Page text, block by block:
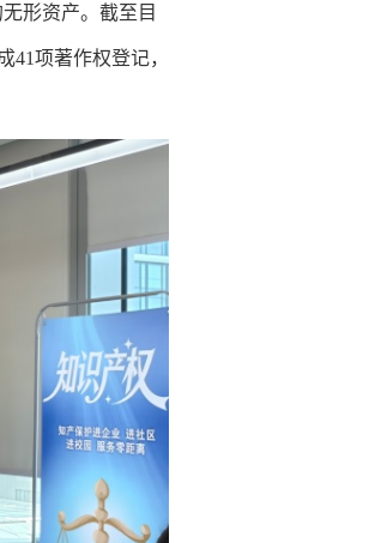
形资产。截至目
项著作权登记，